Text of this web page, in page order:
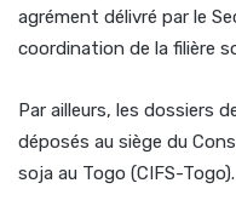
agrément délivré par le
coordination de la filière
Par ailleurs, les dossiers
déposés au siège du
soja au Togo (CIFS-Togo).